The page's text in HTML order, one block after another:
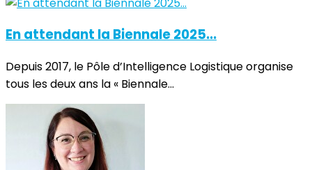
En attendant la Biennale 2025...
Depuis 2017, le Pôle d’Intelligence Logistique organise
tous les deux ans la « Biennale...